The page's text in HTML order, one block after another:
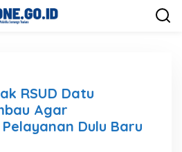
RSUD Datu
Agar
Dulu Baru